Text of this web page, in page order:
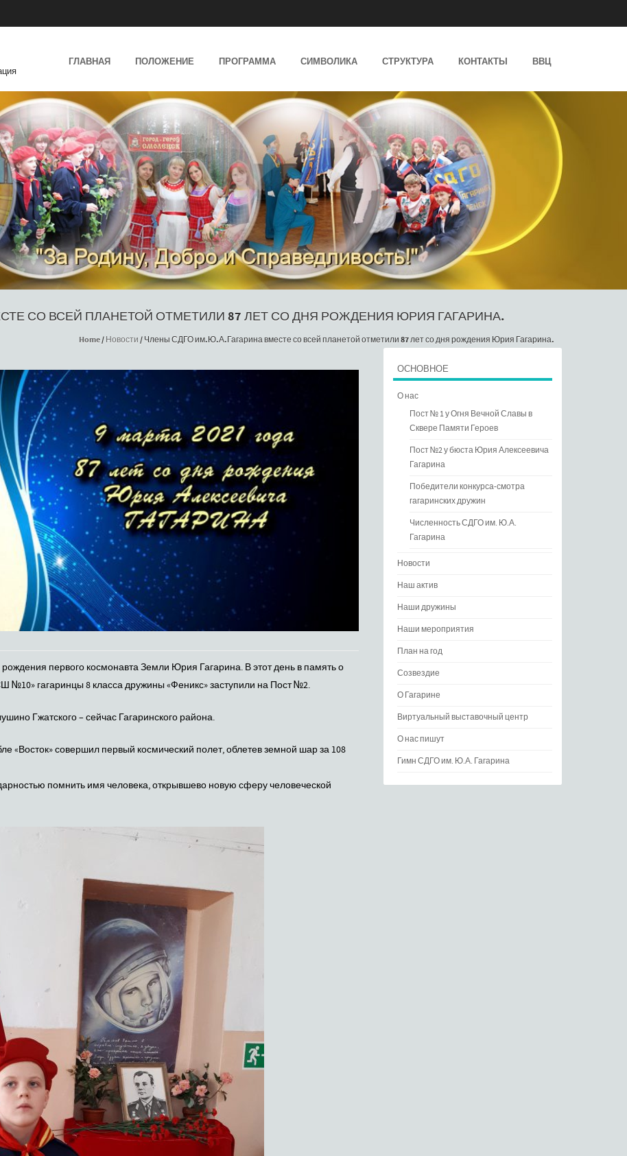
SKIP TO CONTENT
ГЛАВНАЯ ПОЛОЖЕНИЕ ПРОГРАММА СИМВОЛИКА СТРУКТУРА КОНТАКТЫ ВВЦ
СО ВСЕЙ ПЛАНЕТОЙ ОТМЕТИЛИ 87 ЛЕТ СО ДНЯ РОЖДЕНИЯ ЮРИЯ ГАГАРИНА.
Home/Новости/Члены СДГО им.Ю.А.Гагарина вместе со всей планетой отметили 87 лет со дня рождения Юрия Гагарина.
рождения первого космонавта Земли Юрия Гагарина. В этот день в память о
гагаринцы 8 класса дружины «Феникс» заступили на Пост №2.
Гжатского – сейчас Гагаринского района.
«Восток» совершил первый космический полет, облетев земной шар за 108
помнить имя человека, открывшево новую сферу человеческой
ОСНОВНОЕ
О нас
Пост № 1 у Огня Вечной Славы в
Сквере Памяти Героев
Пост №2 у бюста Юрия Алексеевича
Гагарина
Победители конкурса-смотра
гагаринских дружин
Численность СДГО им. Ю.А.
Гагарина
Новости
Наш актив
Наши дружины
Наши мероприятия
План на год
Созвездие
О Гагарине
Виртуальный выставочный центр
О нас пишут
Гимн СДГО им. Ю.А. Гагарина